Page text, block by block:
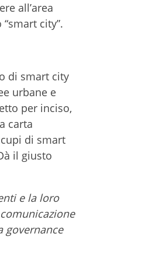
all’area
city”.
di smart city
urbane e
per inciso,
carta
di smart
il giusto
e la loro
governance